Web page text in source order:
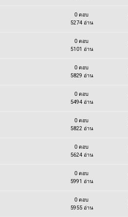
0 ตอบ
5274 อ่าน
0 ตอบ
5101 อ่าน
0 ตอบ
5829 อ่าน
0 ตอบ
5494 อ่าน
0 ตอบ
5822 อ่าน
0 ตอบ
5624 อ่าน
0 ตอบ
5991 อ่าน
0 ตอบ
5955 อ่าน